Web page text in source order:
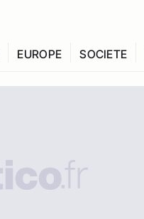
EUROPE SOCIETE